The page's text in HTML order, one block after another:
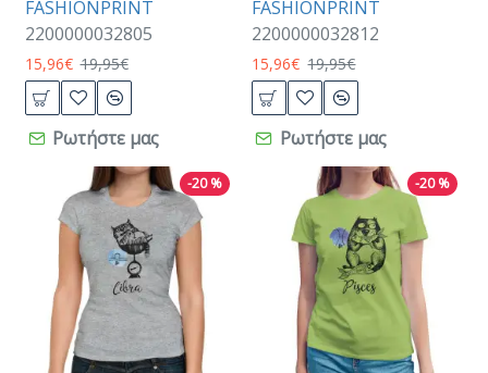
FASHIONPRINT
2200000032805
15,96€ 19,95€
Ρωτήστε μας
FASHIONPRINT
2200000032812
15,96€ 19,95€
Ρωτήστε μας
-20 % -20 %